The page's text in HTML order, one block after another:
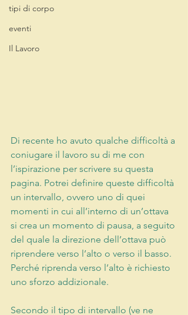
tipi di corpo
eventi
Il Lavoro
Di recente ho avuto qualche difficoltà a
coniugare il lavoro su di me con
l’ispirazione per scrivere su questa
pagina. Potrei definire queste difficoltà
un intervallo, ovvero uno di quei
momenti in cui all’interno di un’ottava
si crea un momento di pausa, a seguito
del quale la direzione dell’ottava può
riprendere verso l’alto o verso il basso.
Perché riprenda verso l’alto è richiesto
uno sforzo addizionale.
Secondo il tipo di intervallo (ve ne